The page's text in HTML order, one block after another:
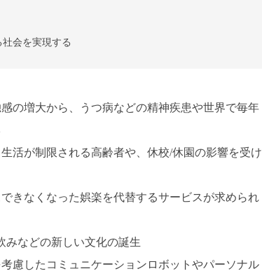
会を実現する
の増大から、うつ病などの精神疾患や世界で毎年
活が制限される高齢者や、休校/休園の影響を受け
きなくなった娯楽を代替するサービスが求められ
みなどの新しい文化の誕生
慮したコミュニケーションロボットやパーソナル